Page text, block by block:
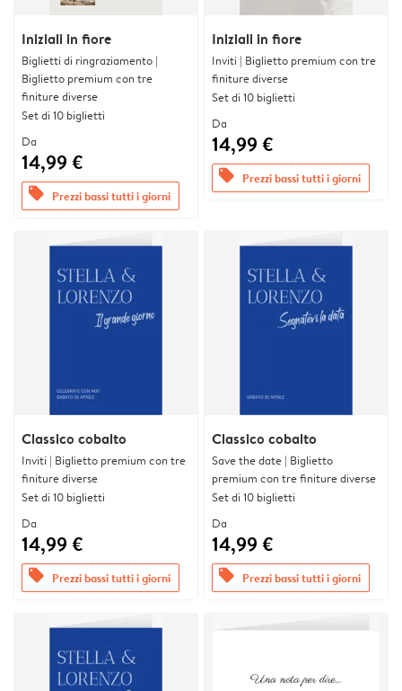
Iniziali in fiore
Biglietti di ringraziamento |
Biglietto premium con tre
finiture diverse
Set di 10 biglietti
Da
14,99 €
offers Prezzi bassi tutti i giorni
Iniziali in fiore
Inviti | Biglietto premium con tre
finiture diverse
Set di 10 biglietti
Da
14,99 €
offers Prezzi bassi tutti i giorni
Classico cobalto
Inviti | Biglietto premium con tre
finiture diverse
Set di 10 biglietti
Da
14,99 €
offers Prezzi bassi tutti i giorni
Classico cobalto
Save the date | Biglietto
premium con tre finiture diverse
Set di 10 biglietti
Da
14,99 €
offers Prezzi bassi tutti i giorni